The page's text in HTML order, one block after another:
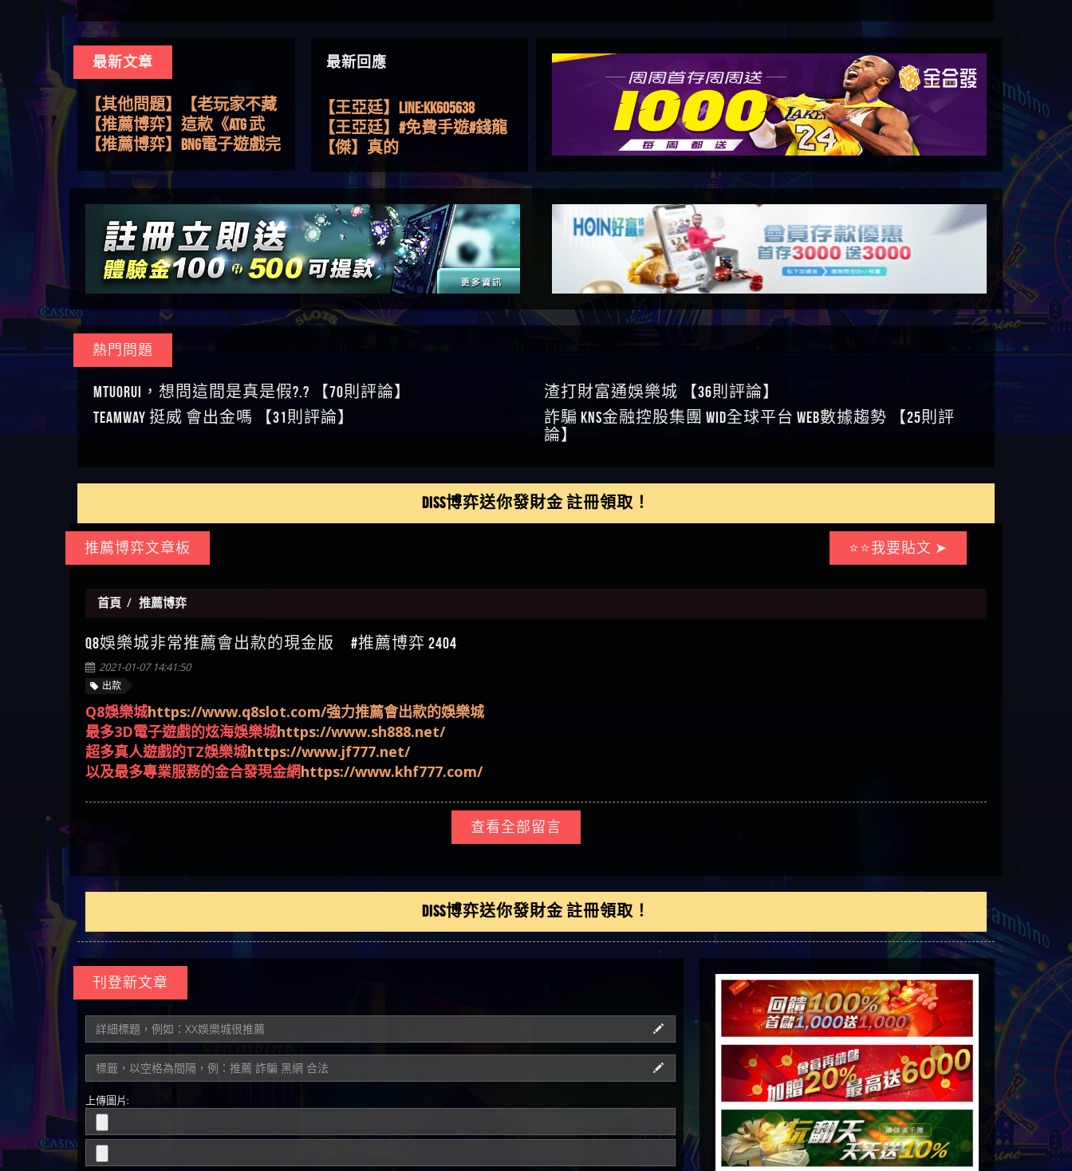
最新文章
【其他問題】用理性數據指
路，開啟你的高回報娛樂之
旅
【其他問題】【老玩家不藏
私】2025 線上老虎機這樣
挑！RTP、波動率和平台安全
【推薦博弈】這款《ATG 武
俠》老虎機真的猛！玩過才
式！
【推薦博弈】BNG電子遊戲完
運玩法、獨家試玩一次看！
玩必看！戰神賽特51,000倍數
玩法攻略，輕鬆稱霸老虎
機！
【其他問題】「拆解力智投
資詐騙套路緊急追討賴
zg369」力智投資是不是詐騙
力智投資是真的嗎 力智投資
是詐騙嗎 南部老翁還在癡迷
力智投資高回報獲利 請不要
【其他問題】 【遇天盛商行
詐騙追回資金賴zg369】天盛
商行詐騙 天盛商行是不是詐
騙 天盛商行是真的嗎 天盛商
行是詐騙嗎 被天盛商行詐騙
【其他問題】 受害者援助賴
【zg369】退休老翁被大戶e點
靈詐騙痛不欲生 大戶e點靈是
真的嗎 大戶e點靈是不是詐騙
靈無法出金 （大戶e點靈）教
你如何規避詐騙陷阱
【其他問題】 弘記投資詐騙
持續收割國人中【免費討回
資金賴zg369】弘記投資是詐
記投資是真的嗎 被弘記投資
詐騙的錢怎麼辦 本文教你如
何拿回被騙資金
【其他問題】 被騙追回賴
【zg369】KnTop利用新型詐騙
KnTop是不是詐騙 KnTop是詐騙
嗎 【KnTop】KnTop無法出金 被
KnTop詐騙的錢一招拿回
【其他問題】機台運算專案
討回資金賴zg369】機台運算
專案是詐騙嗎 機台運算專案
是不是詐騙 機台運算專案是
真的嗎 被機台運算專案詐騙
的錢怎麼辦 本文教你如何拿
回被騙資金
續收割國人中【免費討回資
金賴zg369】Hoyabit是詐騙嗎
Hoyabit是不是詐騙 Hoyabit是真
的嗎 被HoyabitHoyabit詐騙的錢
怎麼辦 本文教你如何拿回被
騙資金
【其他問題】KS.M多元化行銷
詐騙持續收割國人中【免費
討回資金賴zg369】KS.M多元化
行銷是詐騙嗎 KS.M多元化行
銷是不是詐騙 KS.M多元化行
銷是真的嗎 被KS.M多元化行
【其他問題】免費追回賴
「zg369」深度解析野原家
Family & Love如何詐騙 野原家
Family & Love是不是詐騙 野原家
Family & Love是真的嗎 野原家
平台 請遠離
【其他問題】元盈橋詐騙持
續收割國人中【免費討回資
金賴zg369】元盈橋是詐騙嗎
元盈橋是不是詐騙 元盈橋是
資金
【其他問題】被騙追回賴
【zg369】M.L.Edge利用新型詐
騙手法欺詐群眾 M.L.Edge是真
M.L.Edge無法出金 被M.L.Edge詐
【其他問題】 Robinhood詐騙
持續收割國人中【免費討回
Robinhood是真的嗎 被Robinhood
何拿回被騙資金
【其他問題】FLTO詐騙持續收
是詐騙 FLTO是真的嗎 被FLTO詐
拿回被騙資金
騙家破人亡 ALYWS是真的嗎
嗎 （ALYWS）無法出金 請小心
群組暗椿
新型詐騙手法 （受害者免費
是不是詐騙 當當是真的嗎 當
當是詐騙嗎 六旬老婦深信當
當高獲利回報被騙的家破人
【其他問題】用理性數據指
旅
私】2025 線上老虎機這樣
挑！RTP、波動率和平台安全
的全攻略！
【推薦博弈】這款《ATG 武
俠》老虎機真的猛！玩過才
知道什麼叫超過3萬種中獎方
【推薦博弈】BNG電子遊戲完
整攻略！熱門老虎機、集鴻
【其他問題】【2025】ATG試
玩法攻略，輕鬆稱霸老虎
資詐騙套路緊急追討賴
力智投資是真的嗎 力智投資
是詐騙嗎 南部老翁還在癡迷
力智投資高回報獲利 請不要
在匯款
【其他問題】 【遇天盛商行
商行詐騙 天盛商行是不是詐
騙 天盛商行是真的嗎 天盛商
行是詐騙嗎 被天盛商行詐騙
一招教你拿回
【zg369】退休老翁被大戶e點
靈詐騙痛不欲生 大戶e點靈是
真的嗎 大戶e點靈是不是詐騙
大戶e點靈是詐騙嗎 大戶e點
靈無法出金 （大戶e點靈）教
你如何規避詐騙陷阱
【其他問題】 弘記投資詐騙
持續收割國人中【免費討回
資金賴zg369】弘記投資是詐
騙嗎 弘記投資是不是詐騙 弘
記投資是真的嗎 被弘記投資
詐騙的錢怎麼辦 本文教你如
何拿回被騙資金
【其他問題】 被騙追回賴
【zg369】KnTop利用新型詐騙
手法欺詐群眾 KnTop是真的嗎
KnTop是不是詐騙 KnTop是詐騙
嗎 【KnTop】KnTop無法出金 被
KnTop詐騙的錢一招拿回
【其他問題】機台運算專案
詐騙持續收割國人中【免費
討回資金賴zg369】機台運算
專案是詐騙嗎 機台運算專案
是不是詐騙 機台運算專案是
真的嗎 被機台運算專案詐騙
的錢怎麼辦 本文教你如何拿
【其他問題】 Hoyabit詐騙持
續收割國人中【免費討回資
金賴zg369】Hoyabit是詐騙嗎
Hoyabit是不是詐騙 Hoyabit是真
的嗎 被HoyabitHoyabit詐騙的錢
怎麼辦 本文教你如何拿回被
【其他問題】KS.M多元化行銷
詐騙持續收割國人中【免費
討回資金賴zg369】KS.M多元化
行銷是詐騙嗎 KS.M多元化行
銷是不是詐騙 KS.M多元化行
【其他問題】免費追回賴
「zg369」深度解析野原家
Family & Love如何詐騙 野原家
Family & Love是不是詐騙 野原家
平台 請遠離
【其他問題】元盈橋詐騙持
續收割國人中【免費討回資
金賴zg369】元盈橋是詐騙嗎
資金
【其他問題】被騙追回賴
【zg369】M.L.Edge利用新型詐
M.L.Edge無法出金 被M.L.Edge詐
【其他問題】 Robinhood詐騙
Robinhood是真的嗎 被Robinhood
是詐騙 FLTO是真的嗎 被FLTO詐
騙家破人亡 ALYWS是真的嗎
群組暗椿
新型詐騙手法 （受害者免費
當是詐騙嗎 六旬老婦深信當
當高獲利回報被騙的家破人
亡
最新回應
【傑】推代理真的好相處
會出金嗎，有誰可以回答
【王亞廷】LINE:kK605638
【王亞廷】#免費手遊#錢龍
皇ONLINE#http
【傑】真的
【Wei】讚
【沈樂慧】又是九州??爛死
了黑網不要玩
【林伊依】爛死了拉贏錢直
接鎖帳號可以去吃屎
【陳靜茹】推薦小畢，我也
是小畢的會員～～
【黃家羭】推推
【AVA娛樂城】還會自己做假
對話來毀謗欸哈哈哈好厲
【陳順堪】黑網不出金
【黃伊珊】不推薦爛公司
贏了就不出金出
【玩運彩】
【asd】唬爛不出金黑網垃圾
平台
【蘇俊曄】所以會出金嗎現
【盧鴻傑】請問一下100多萬
會出金嗎，有誰可以回答
【王亞廷】LINE:kK605638
【王亞廷】#免費手遊#錢龍
接鎖帳號可以去吃屎
【陳靜茹】推薦小畢，我也
對話來毀謗欸哈哈哈好厲
【陳順堪】黑網不出金
【黃伊珊】不推薦爛公司
【陳順堪】星匯娛樂城出金
幾次後贏錢就不給出金
【陳順堪】黑網出金幾次後
贏了就不出金出
【玩運彩】
【asd】唬爛不出金黑網垃圾
【蘇俊曄】所以會出金嗎現
熱門問題
MTUORUi，想問這間是真是假?.? 【70則評論】
渣打財富通娛樂城 【36則評論】
TEAMWAY 挺威 會出金嗎 【31則評論】
詐騙 kns金融控股集團 WID全球平台 WEB數據趨勢 【25則評
論】
DISS博弈送你發財金 註冊領取！
推薦博弈文章板 ⭐⭐我要貼文 ➤
首頁 推薦博弈
Q8娛樂城非常推薦會出款的現金版 #推薦博弈 2404
2021-01-07 14:41:50
出款
Q8娛樂城https://www.q8slot.com/強力推薦會出款的娛樂城
最多3D電子遊戲的炫海娛樂城https://www.sh888.net/
超多真人遊戲的TZ娛樂城https://www.jf777.net/
以及最多專業服務的金合發現金網https://www.khf777.com/
查看全部留言
DISS博弈送你發財金 註冊領取！
刊登新文章
上傳圖片: